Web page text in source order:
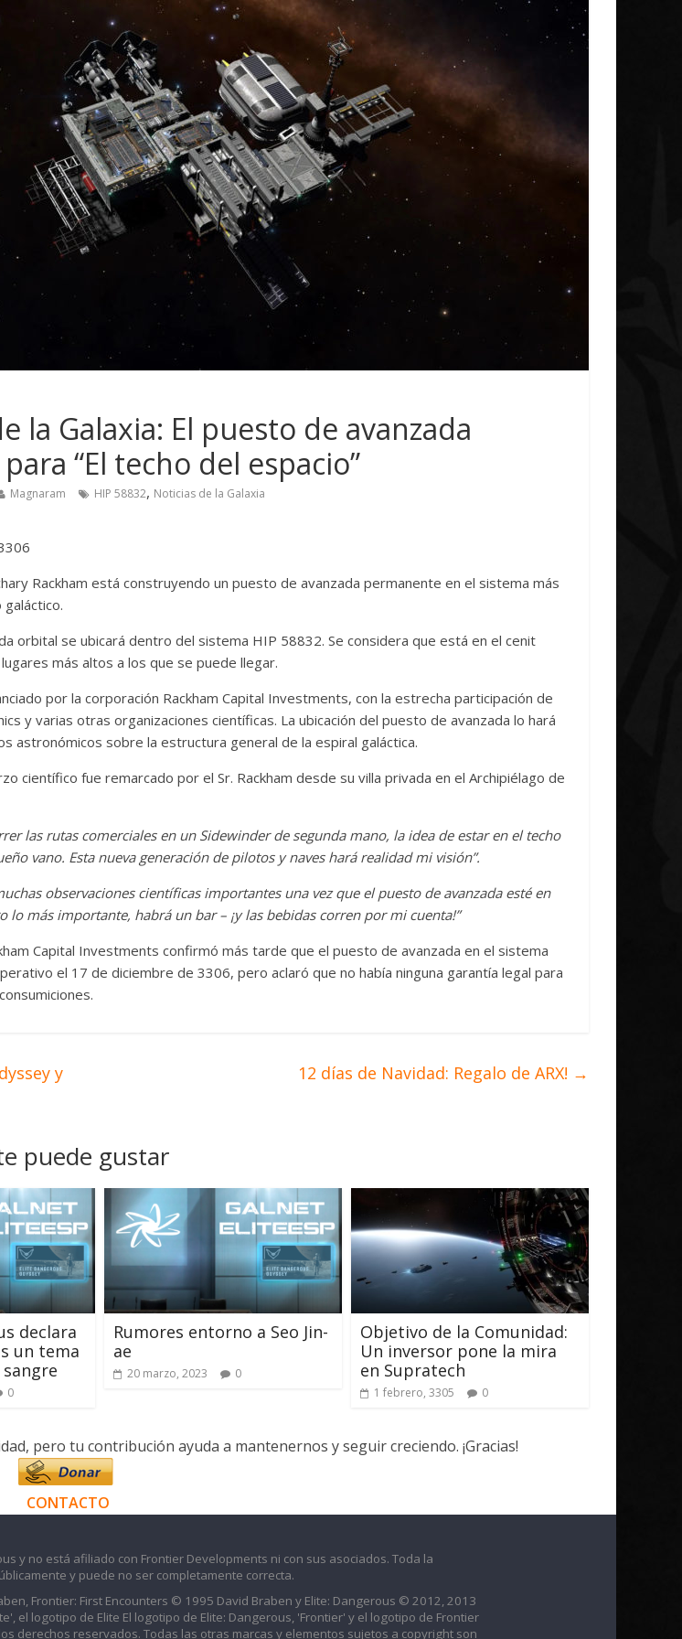
la Galaxia: El puesto de avanzada
“El techo del espacio”
Magnaram HIP 58832, Noticias de la Galaxia
Rackham está construyendo un puesto de avanzada permanente en el sistema más
orbital se ubicará dentro del sistema HIP 58832. Se considera que está en el cenit
más altos a los que se puede llegar.
por la corporación Rackham Capital Investments, con la estrecha participación de
y varias otras organizaciones científicas. La ubicación del puesto de avanzada lo hará
astronómicos sobre la estructura general de la espiral galáctica.
científico fue remarcado por el Sr. Rackham desde su villa privada en el Archipiélago de
las rutas comerciales en un Sidewinder de segunda mano, la idea de estar en el techo
vano. Esta nueva generación de pilotos y naves hará realidad mi visión”.
observaciones científicas importantes una vez que el puesto de avanzada esté en
lo más importante, habrá un bar – ¡y las bebidas corren por mi cuenta!”
Capital Investments confirmó más tarde que el puesto de avanzada en el sistema
el 17 de diciembre de 3306, pero aclaró que no había ninguna garantía legal para
y
12 días de Navidad: Regalo de ARX! →
puede gustar
declara
un tema
0
Rumores entorno a Seo Jin-
ae
20 marzo, 2023 0
Objetivo de la Comunidad:
Un inversor pone la mira
en Supratech
1 febrero, 3305 0
de
0
Galnet ESP
Initiative Concludes
14 abril, 2026 Txus 0
Galnet ESP
Concluye la iniciativa de
Unica
pero tu contribución ayuda a mantenernos y seguir creciendo. ¡Gracias!
CONTACTO
y no está afiliado con Frontier Developments ni con sus asociados. Toda la
y puede no ser completamente correcta.
Frontier: First Encounters © 1995 David Braben y Elite: Dangerous © 2012, 2013
el logotipo de Elite El logotipo de Elite: Dangerous, 'Frontier' y el logotipo de Frontier
derechos reservados. Todas las otras marcas y elementos sujetos a copyright son